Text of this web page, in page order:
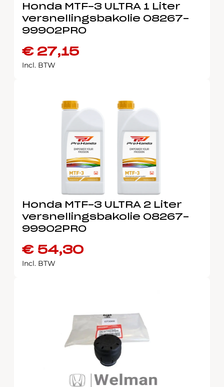
Honda MTF-3 ULTRA 1 Liter
versnellingsbakolie 08267-
99902PRO
€27,15
Incl. BTW
Honda MTF-3 ULTRA 2 Liter
versnellingsbakolie 08267-
99902PRO
€54,30
Incl. BTW